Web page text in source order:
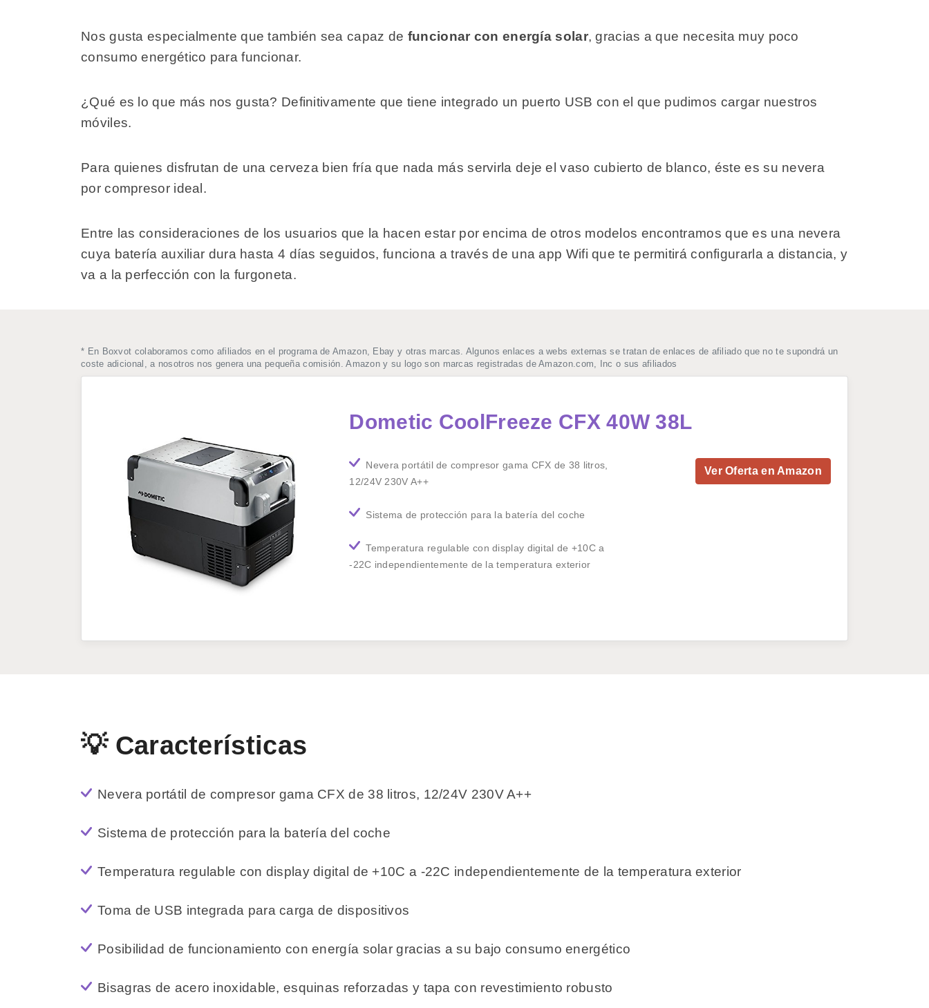
Nos gusta especialmente que también sea capaz de funcionar con energía solar, gracias a que necesita muy poco
consumo energético para funcionar.
¿Qué es lo que más nos gusta? Definitivamente que tiene integrado un puerto USB con el que pudimos cargar nuestros
móviles.
Para quienes disfrutan de una cerveza bien fría que nada más servirla deje el vaso cubierto de blanco, éste es su nevera
por compresor ideal.
Entre las consideraciones de los usuarios que la hacen estar por encima de otros modelos encontramos que es una nevera
cuya batería auxiliar dura hasta 4 días seguidos, funciona a través de una app Wifi que te permitirá configurarla a distancia, y
va a la perfección con la furgoneta.
* En Boxvot colaboramos como afiliados en el programa de Amazon, Ebay y otras marcas. Algunos enlaces a webs externas se tratan de enlaces de afiliado que no te supondrá un
coste adicional, a nosotros nos genera una pequeña comisión. Amazon y su logo son marcas registradas de Amazon.com, Inc o sus afiliados
Dometic CoolFreeze CFX 40W 38L
Nevera portátil de compresor gama CFX de 38 litros,
12/24V 230V A++
Sistema de protección para la batería del coche
Temperatura regulable con display digital de +10C a
-22C independientemente de la temperatura exterior
Ver Oferta en Amazon
💡 Características
Nevera portátil de compresor gama CFX de 38 litros, 12/24V 230V A++
Sistema de protección para la batería del coche
Temperatura regulable con display digital de +10C a -22C independientemente de la temperatura exterior
Toma de USB integrada para carga de dispositivos
Posibilidad de funcionamiento con energía solar gracias a su bajo consumo energético
Bisagras de acero inoxidable, esquinas reforzadas y tapa con revestimiento robusto